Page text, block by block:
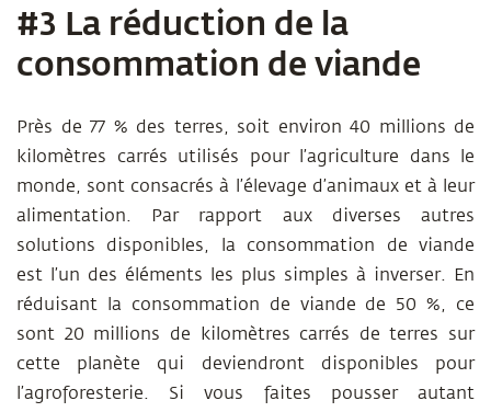
#3 La réduction de la
consommation de viande
Près de 77 % des terres, soit environ 40 millions de
kilomètres carrés utilisés pour l’agriculture dans le
monde, sont consacrés à l’élevage d’animaux et à leur
alimentation. Par rapport aux diverses autres
solutions disponibles, la consommation de viande
est l’un des éléments les plus simples à inverser. En
réduisant la consommation de viande de 50 %, ce
sont 20 millions de kilomètres carrés de terres sur
cette planète qui deviendront disponibles pour
l’agroforesterie. Si vous faites pousser autant